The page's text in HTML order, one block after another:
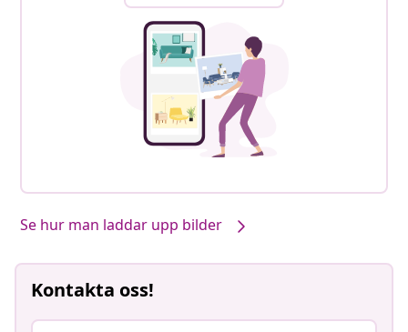
Se hur man laddar upp bilder
Kontakta oss!